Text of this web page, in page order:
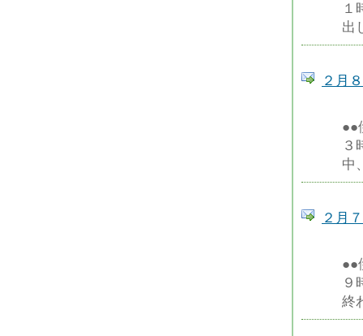
１
出
２月
●●
３
中
２月
●●
９
終